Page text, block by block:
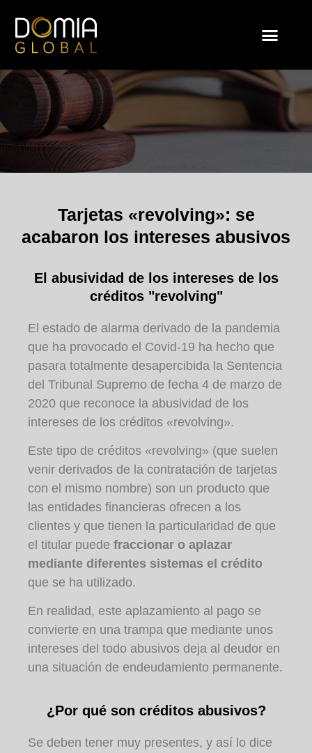
Tarjetas «revolving»: se
acabaron los intereses abusivos
El abusividad de los intereses de los
créditos "revolving"
El estado de alarma derivado de la pandemia
que ha provocado el Covid-19 ha hecho que
pasara totalmente desapercibida la Sentencia
del Tribunal Supremo de fecha 4 de marzo de
2020 que reconoce la abusividad de los
intereses de los créditos «revolving».
Este tipo de créditos «revolving» (que suelen
venir derivados de la contratación de tarjetas
con el mismo nombre) son un producto que
las entidades financieras ofrecen a los
clientes y que tienen la particularidad de que
el titular puede fraccionar o aplazar
mediante diferentes sistemas el crédito
que se ha utilizado.
En realidad, este aplazamiento al pago se
convierte en una trampa que mediante unos
intereses del todo abusivos deja al deudor en
una situación de endeudamiento permanente.
¿Por qué son créditos abusivos?
Se deben tener muy presentes, y así lo dice